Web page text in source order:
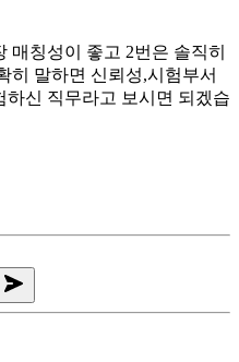
매칭성이 좋고 2번은 솔직히
히 말하면 신뢰성,시험부서
하신 직무라고 보시면 되겠습